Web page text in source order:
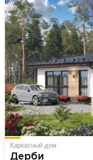
Каркасный дом
Дерби